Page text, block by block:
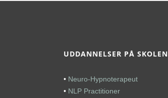
UDDANNELSER PÅ SKOLEN
• Neuro-Hypnoterapeut
• NLP Practitioner